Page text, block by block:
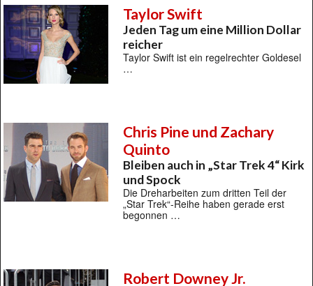
Taylor Swift
Jeden Tag um eine Million Dollar
reicher
Taylor Swift ist ein regelrechter Goldesel
…
Chris Pine und Zachary
Quinto
Bleiben auch in „Star Trek 4“ Kirk
und Spock
Die Dreharbeiten zum dritten Teil der
„Star Trek“-Reihe haben gerade erst
begonnen …
Robert Downey Jr.